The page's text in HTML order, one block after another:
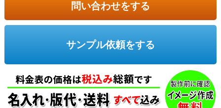
問い合わせをする
サンプル依頼をする